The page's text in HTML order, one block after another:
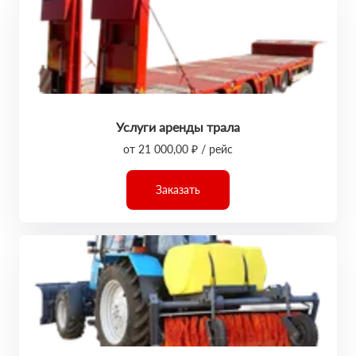
Услуги аренды трала
от 21 000,00 ₽ / рейс
Заказать